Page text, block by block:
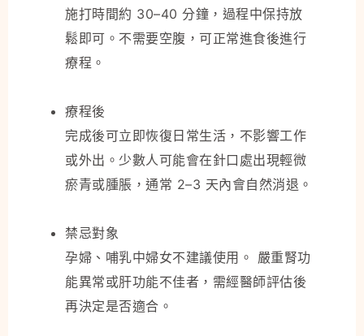
施打時間約 30–40 分鐘，過程中保持放
鬆即可。不需要空腹，可正常進食後進行
療程。
療程後
完成後可立即恢復日常生活，不影響工作
或外出。少數人可能會在針口處出現輕微
瘀青或腫脹，通常 2–3 天內會自然消退。
禁忌對象
孕婦、哺乳中婦女不建議使用。 嚴重腎功
能異常或肝功能不佳者，需經醫師評估後
再決定是否適合。